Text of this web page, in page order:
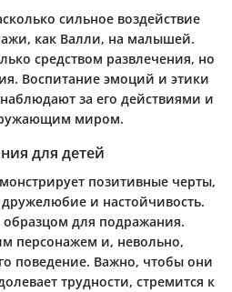
сильное воздействие
как Валли, на малышей.
средством развлечения, но
Воспитание эмоций и этики
за его действиями и
миром.
для детей
позитивные черты,
дружелюбие и настойчивость.
образцом для подражания.
персонажем и, невольно,
поведение. Важно, чтобы они
трудности, стремится к